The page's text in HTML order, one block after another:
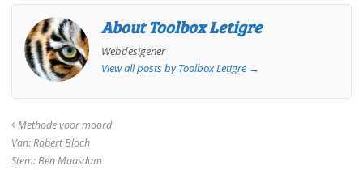
About Toolbox Letigre
Webdesigener
View all posts by Toolbox Letigre →
Methode voor moord
Van: Robert Bloch
Stem: Ben Maasdam